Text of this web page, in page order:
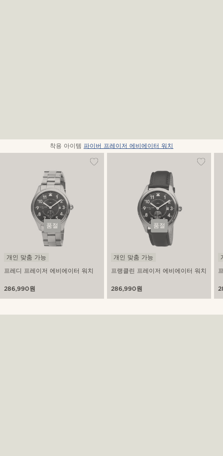
착용 아이템 파이버 프레이저 에비에이터 워치
품절
프레디 프레이저 에비에이터 워치
개인 맞춤 가능
286,990원
품절
프랭클린 프레이저 에비에이터 워치
개인 맞춤 가능
286,990원